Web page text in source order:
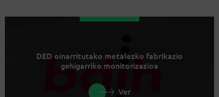
DED oinarritutako metalezko fabrikazio
gehigarriko monitorizazioa
Ver